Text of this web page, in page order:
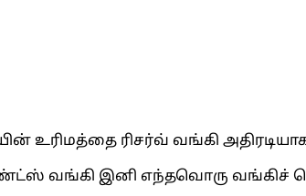
உரிமத்தை ரிசர்வ் வங்கி அதிரடியாக
வங்கி இனி எந்தவொரு வங்கிச்